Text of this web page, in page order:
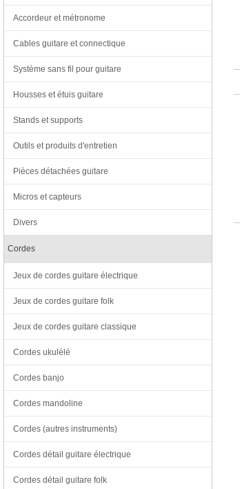
Accordeur et métronome
Cables guitare et connectique
Système sans fil pour guitare
Housses et étuis guitare
Stands et supports
Outils et produits d'entretien
Pièces détachées guitare
Micros et capteurs
Divers
Cordes
Jeux de cordes guitare électrique
Jeux de cordes guitare folk
Jeux de cordes guitare classique
Cordes ukulélé
Cordes banjo
Cordes mandoline
Cordes (autres instruments)
Cordes détail guitare électrique
Cordes détail guitare folk